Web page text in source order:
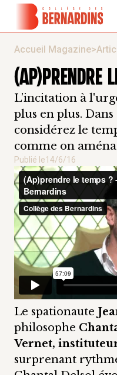
Accueil Magazine>
(AP)PRENDRE
L’incitation à
plus en plus.
considérez le
comme on
Publié le14/6/16
Le spationaute
philosophe
Vernet,
surprenant